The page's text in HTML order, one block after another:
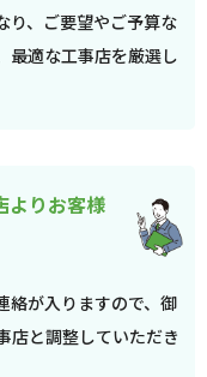
り、ご要望やご予算な
最適な工事店を厳選し
よりお客様
絡が入りますので、御
店と調整していただき